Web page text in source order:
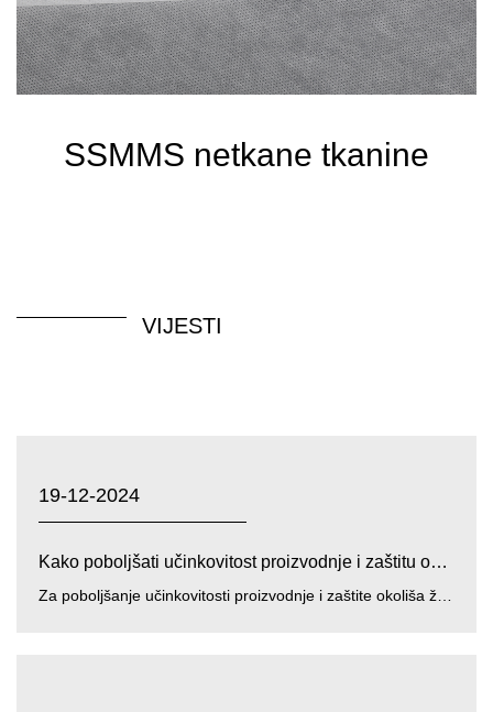
SSMMS netkane tkanine
VIJESTI
19-12-2024
Kako poboljšati učinkovitost proizvodnje i zaštitu okol...